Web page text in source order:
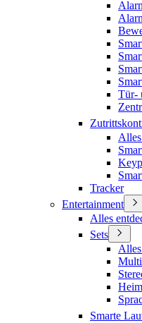
Tür-
Tracker
Entertainment
Alles
Sets
Smarte